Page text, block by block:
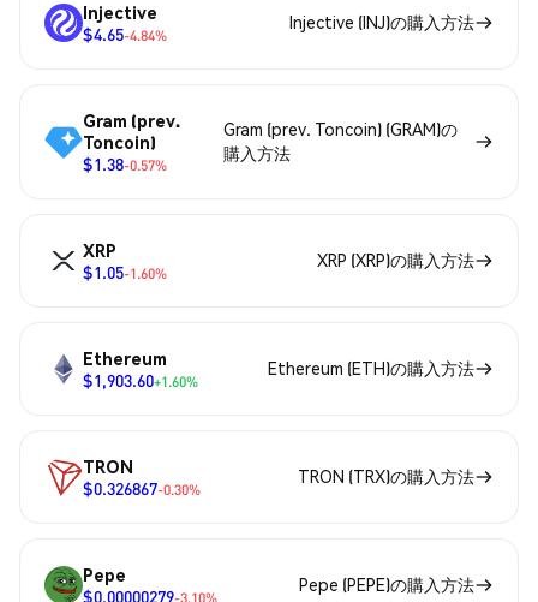
Injective
$4.65-4.84%
Injective (INJ)の購入方法
Gram (prev.
Toncoin)
$1.38-0.57%
Gram (prev. Toncoin) (GRAM)の
購入方法
XRP
$1.05-1.60%
XRP (XRP)の購入方法
Ethereum
$1,903.60+1.60%
Ethereum (ETH)の購入方法
TRON
$0.326867-0.30%
TRON (TRX)の購入方法
Pepe
$0.00000279-3.10%
Pepe (PEPE)の購入方法